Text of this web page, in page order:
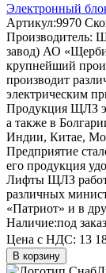
Электронный
Артикул:9970
Производитель:
завод) АО
крупнейший
производит
электрическим
Продукция ЩЛЗ
а также в
Индии, Китае,
Предприятие
его продукция
Лифты ЩЛЗ
различных
«Патриот» и в
Наличие:под заказ
Цена с НДС: 13
В корзину